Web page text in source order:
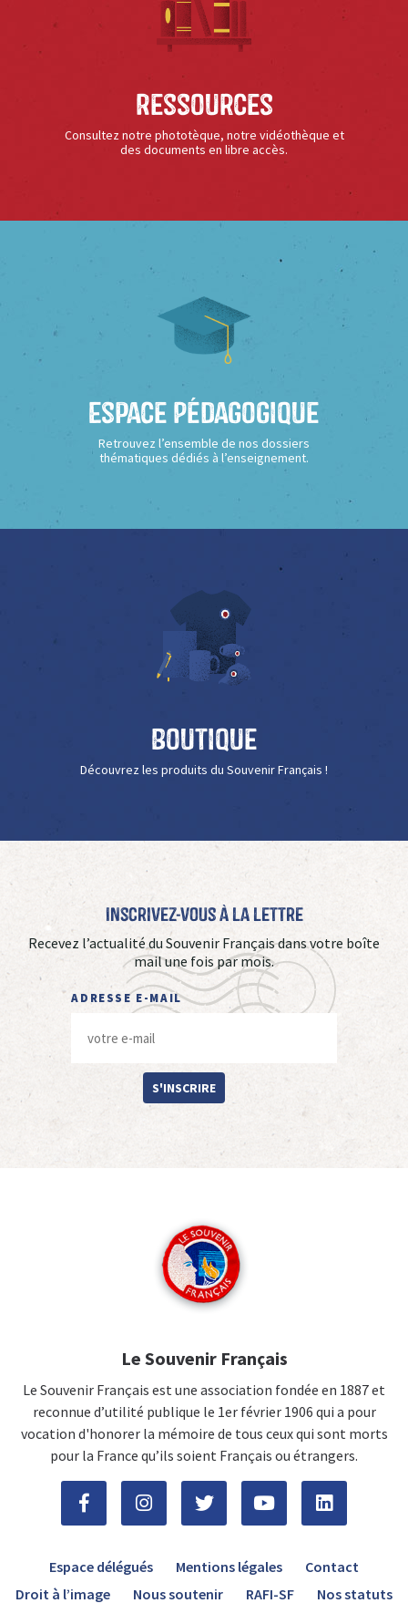
Ressources
Consultez notre phototèque, notre vidéothèque et
des documents en libre accès.
Espace Pédagogique
Retrouvez l’ensemble de nos dossiers
thématiques dédiés à l’enseignement.
Boutique
Découvrez les produits du Souvenir Français !
Inscrivez-vous à La Lettre
Recevez l’actualité du Souvenir Français dans votre boîte
mail une fois par mois.
ADRESSE E-MAIL
S'INSCRIRE
Le Souvenir Français
Le Souvenir Français est une association fondée en 1887 et
reconnue d’utilité publique le 1er février 1906 qui a pour
vocation d'honorer la mémoire de tous ceux qui sont morts
pour la France qu’ils soient Français ou étrangers.
Espace délégués Mentions légales
Contact
Droit à l’image
Nous soutenir RAFI-SF Nos statuts